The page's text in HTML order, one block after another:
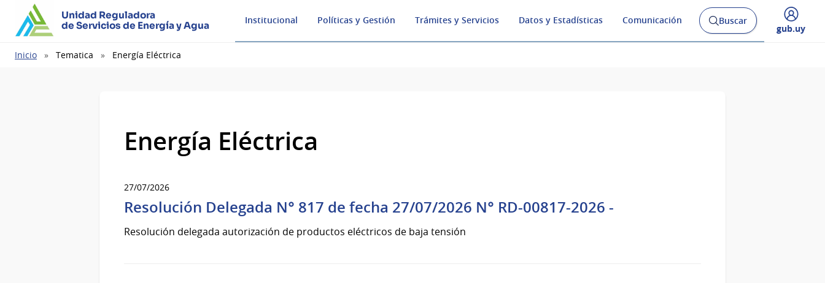
Unidad Reguladora
de Servicios de Energía y Agua
Institucional Políticas y Gestión Trámites y Servicios Datos y Estadísticas Comunicación
Abrir
buscador
Buscar
Desplegar
gub.uy
Ruta
Inicio Tematica Energía Eléctrica
Energía Eléctrica
27/07/2026
Resolución Delegada N° 817 de fecha 27/07/2026 N° RD-00817-2026 -
Resolución delegada autorización de productos eléctricos de baja tensión